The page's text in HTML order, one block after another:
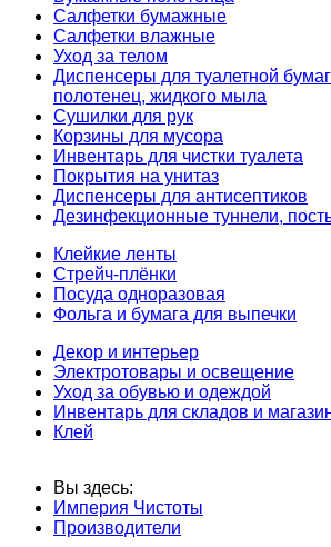
Салфетки бумажные
Салфетки влажные
Уход за телом
Диспенсеры для туалетной
полотенец, жидкого мыла
Сушилки для рук
Корзины для мусора
Инвентарь для чистки туалета
Покрытия на унитаз
Диспенсеры для антисептиков
Дезинфекционные туннели,
Клейкие ленты
Стрейч-плёнки
Посуда одноразовая
Фольга и бумага для выпечки
Декор и интерьер
Электротовары и освещение
Уход за обувью и одеждой
Инвентарь для складов и
Клей
Вы здесь:
Империя Чистоты
Производители